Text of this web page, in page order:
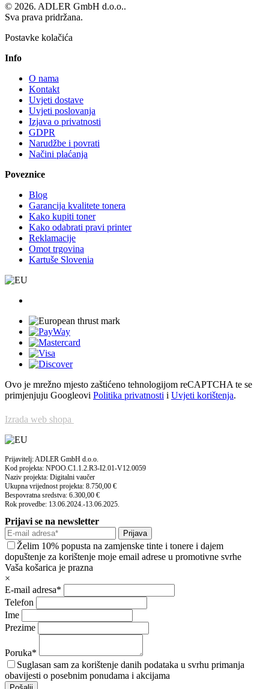
© 2026. ADLER GmbH d.o.o..
Sva prava pridržana.
Postavke kolačića
Info
O nama
Kontakt
Uvjeti dostave
Uvjeti poslovanja
Izjava o privatnosti
GDPR
Narudžbe i povrati
Načini plaćanja
Poveznice
Blog
Garancija kvalitete tonera
Kako kupiti toner
Kako odabrati pravi printer
Reklamacije
Omot trgovina
Kartuše Slovenia
Ovo je mrežno mjesto zaštićeno tehnologijom reCAPTCHA te se
primjenjuju Googleovi Politika privatnosti i Uvjeti korištenja.
Izrada web shopa
Prijavitelj: ADLER GmbH d.o.o.
Kod projekta: NPOO.C1.1.2.R3-I2.01-V12.0059
Naziv projekta: Digitalni vaučer
Ukupna vrijednost projekta: 8.750,00 €
Bespovratna sredstva: 6.300,00 €
Rok provedbe: 13.06.2024.-13.06.2025.
Prijavi se na newsletter
Prijava
Želim 10% popusta na zamjenske tinte i tonere i dajem
dopuštenje za korištenje moje email adrese u promotivne svrhe
Vaša košarica je prazna
×
E-mail adresa*
Telefon
Ime
Prezime
Poruka*
Suglasan sam za korištenje danih podataka u svrhu primanja
obavijesti o posebnim ponudama i akcijama